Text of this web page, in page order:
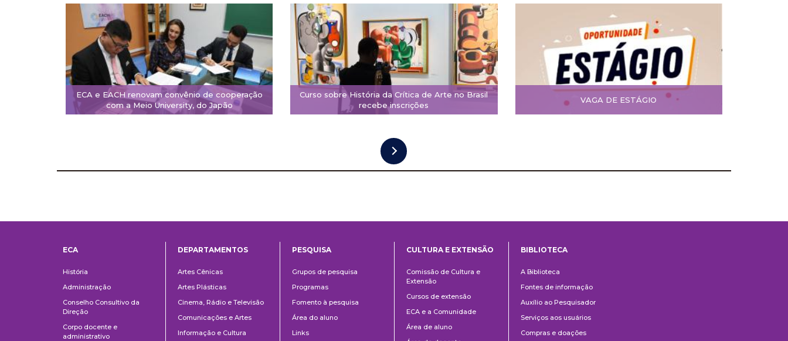
ECA e EACH renovam convênio de cooperação
com a Meio University, do Japão
Curso sobre História da Crítica de Arte no Brasil
recebe inscrições
VAGA DE ESTÁGIO
ECA
História
Administração
Conselho Consultivo da
Direção
Corpo docente e
administrativo
DEPARTAMENTOS
Artes Cênicas
Artes Plásticas
Cinema, Rádio e Televisão
Comunicações e Artes
Informação e Cultura
PESQUISA
Grupos de pesquisa
Programas
Fomento à pesquisa
Área do aluno
Links
e
Extensão
CULTURA E EXTENSÃO
Comissão de Cultura e
Extensão
Cursos de extensão
ECA e a Comunidade
Área de aluno
BIBLIOTECA
A Biblioteca
Fontes de informação
Auxílio ao Pesquisador
Serviços aos usuários
Compras e doações